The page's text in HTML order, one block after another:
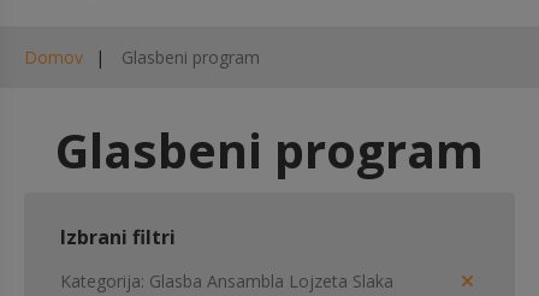
Domov Glasbeni program
Glasbeni program
Izbrani filtri
Kategorija Glasba Ansambla Lojzeta Slaka